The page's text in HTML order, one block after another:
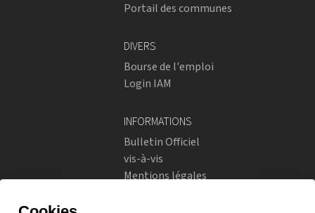
Portail des communes
DIVERS
Bourse de l'emploi
Login IAM
INFORMATIONS
Bulletin Officiel
vis-à-vis
Mentions légales